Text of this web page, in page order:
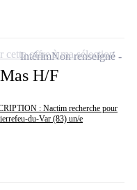
H/F
: Nactim recherche pour
du-Var (83) un/e
IntérimNon renseigné
cette offre à ma sélection